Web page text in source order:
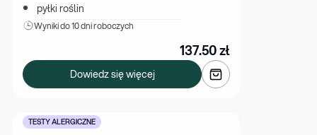
pyłki roślin
Wyniki do 10 dni roboczych
137.50zł
Dowiedz się więcej
TESTY ALERGICZNE